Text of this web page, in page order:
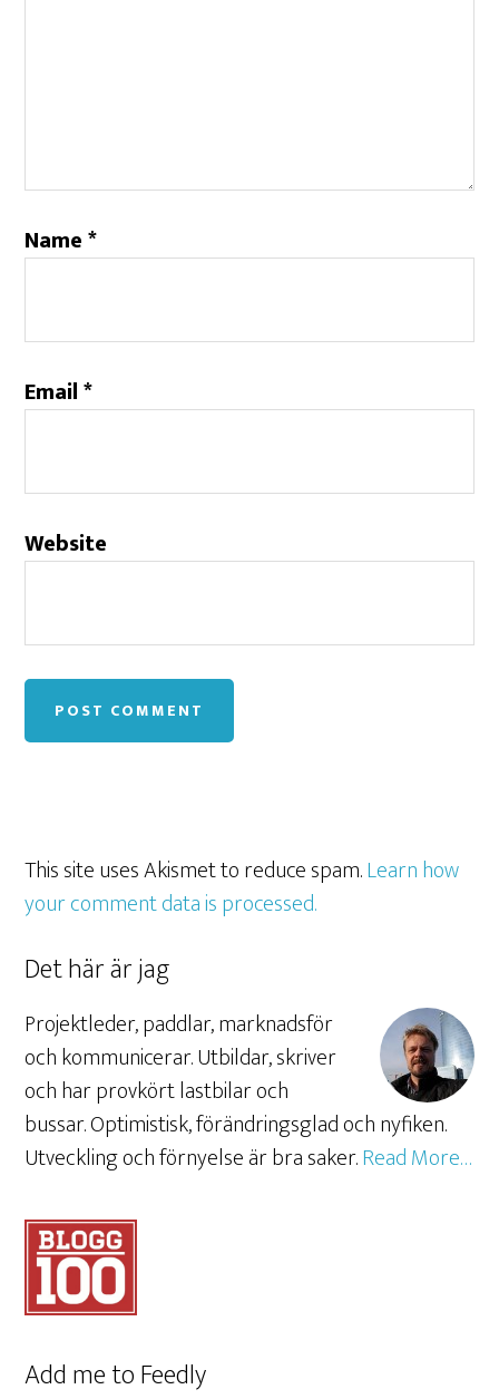
Name*
Email*
Website
This site uses Akismet to reduce spam.Learn how
your comment data is processed.
Det här är jag
Projektleder, paddlar, marknadsför
och kommunicerar. Utbildar, skriver
och har provkört lastbilar och
bussar. Optimistisk, förändringsglad och nyfiken.
Utveckling och förnyelse är bra saker.Read More…
Add me to Feedly